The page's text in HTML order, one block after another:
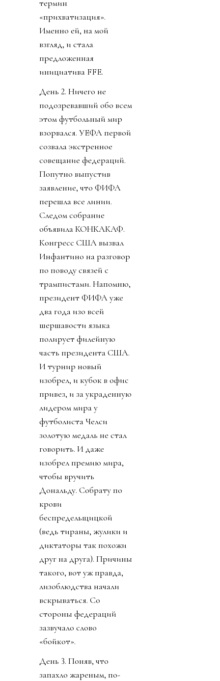
термин
«прихватизация».
Именно ей, на мой
взгляд, и стала
предложенная
инициатива FFE.
День 2. Ничего не
подозревавший обо всем
этом футбольный мир
взорвался. УЕФА первой
созвала экстренное
совещание федераций.
Попутно выпустив
заявление, что ФИФА
перешла все линии.
Следом собрание
объявила КОНКАКАФ.
Конгресс США вызвал
Инфантино на разговор
по поводу связей с
трампистами. Напомню,
президент ФИФА уже
два года изо всей
шершавости языка
полирует филейную
часть президента США.
И турнир новый
изобрел, и кубок в офис
привез, и за украденную
лидером мира у
футболиста Челси
золотую медаль не стал
говорить. И даже
изобрел премию мира,
чтобы вручить
Дональду. Собрату по
крови
беспредельщицкой
(ведь тираны, жулики и
диктаторы так похожи
друг на друга). Причины
такого, вот уж правда,
лизоблюдства начали
вскрываться. Со
стороны федераций
зазвучало слово
«бойкот».
День 3. Поняв, что
запахло жареным, по-